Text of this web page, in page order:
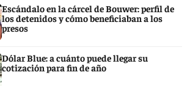
Escándalo en la cárcel de Bouwer: perfil de
los detenidos y cómo beneficiaban a los
presos
Dólar Blue: a cuánto puede llegar su
cotización para fin de año